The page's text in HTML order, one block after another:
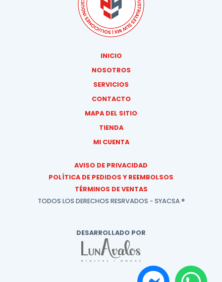
INICIO
NOSOTROS
SERVICIOS
CONTACTO
MAPA DEL SITIO
TIENDA
MI CUENTA
AVISO DE PRIVACIDAD
POLÍTICA DE PEDIDOS Y REEMBOLSOS
TÉRMINOS DE VENTAS
TODOS LOS DERECHOS RESRVADOS - SYACSA ®
DESARROLLADO POR